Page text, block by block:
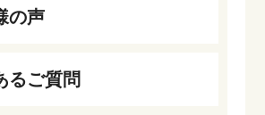
の声
るご質問